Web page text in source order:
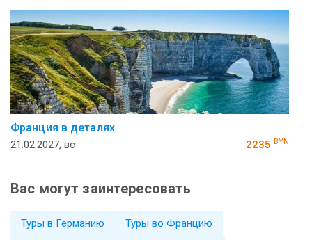
Франция в деталях
21.02.2027, вс 2235 BYN
Вас могут заинтересовать
Туры в Германию
Туры во Францию